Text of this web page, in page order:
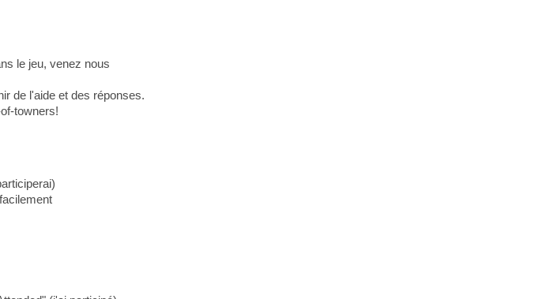
le jeu, venez nous
de l'aide et des réponses.
towners!